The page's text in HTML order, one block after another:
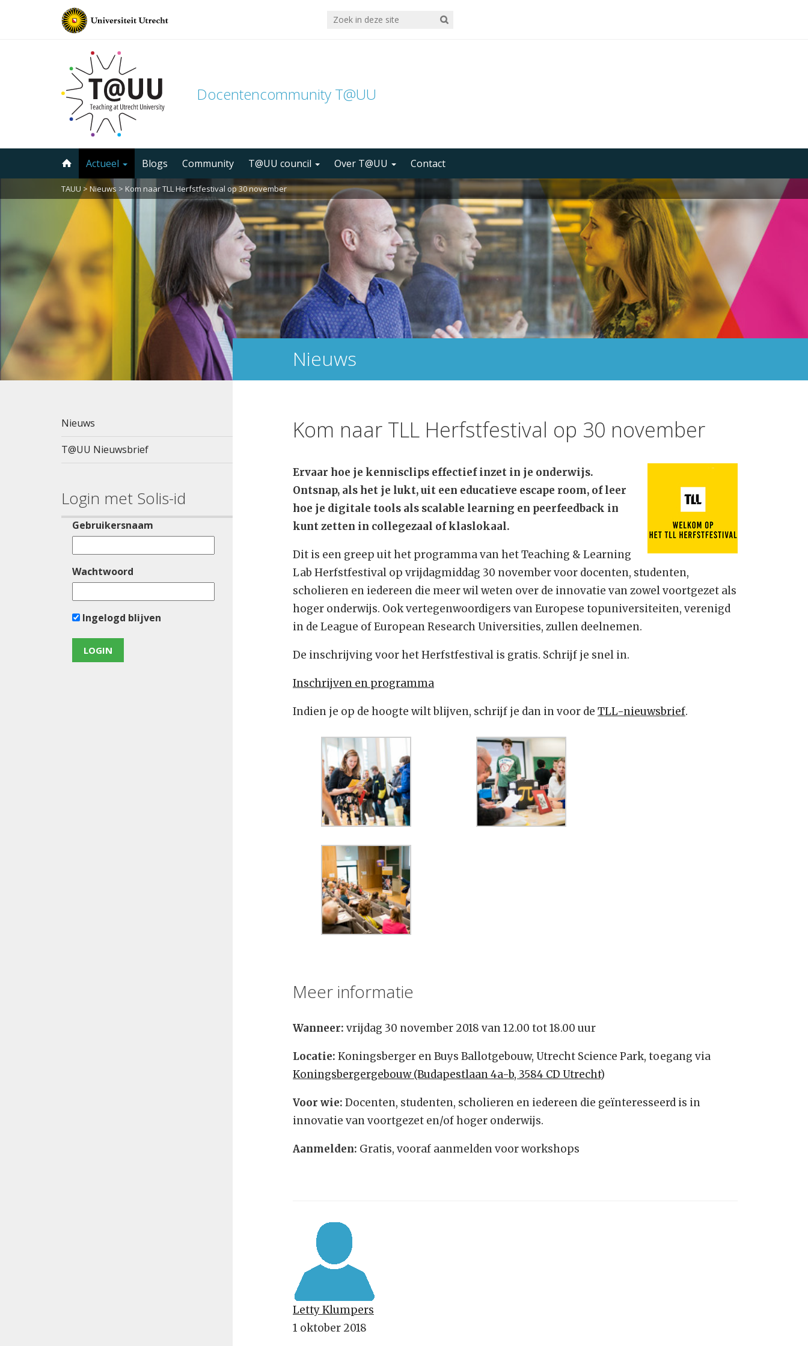
Docentencommunity T@UU
inhoud
Actueel Blogs Community T@UU council Over T@UU Contact
TAUU > Nieuws > Kom naar TLL Herfstfestival op 30 november
Nieuws
T@UU Nieuwsbrief
Login met Solis-id
Gebruikersnaam
Wachtwoord
Ingelogd blijven
Nieuws
Kom naar TLL Herfstfestival op 30 november
Ervaar hoe je kennisclips effectief inzet in je onderwijs.
Ontsnap, als het je lukt, uit een educatieve escape room, of leer
hoe je digitale tools als scalable learning en peerfeedback in
kunt zetten in collegezaal of klaslokaal.
Dit is een greep uit het programma van het Teaching & Learning
Lab Herfstfestival op vrijdagmiddag 30 november voor docenten, studenten,
scholieren en iedereen die meer wil weten over de innovatie van zowel voortgezet als
hoger onderwijs. Ook vertegenwoordigers van Europese topuniversiteiten, verenigd
in de League of European Research Universities, zullen deelnemen.
De inschrijving voor het Herfstfestival is gratis. Schrijf je snel in.
Inschrijven en programma
Indien je op de hoogte wilt blijven, schrijf je dan in voor de TLL-nieuwsbrief.
Meer informatie
Wanneer: vrijdag 30 november 2018 van 12.00 tot 18.00 uur
Locatie: Koningsberger en Buys Ballotgebouw, Utrecht Science Park, toegang via
Koningsbergergebouw (Budapestlaan 4a-b, 3584 CD Utrecht)
Voor wie: Docenten, studenten, scholieren en iedereen die geïnteresseerd is in
innovatie van voortgezet en/of hoger onderwijs.
Aanmelden: Gratis, vooraf aanmelden voor workshops
Letty Klumpers
1 oktober 2018